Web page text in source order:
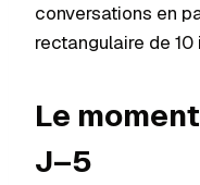
conversations en
rectangulaire de
Le
J–5